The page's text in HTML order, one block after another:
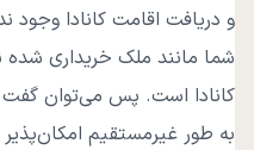
و دریافت اقامت کانادا وجود
شما مانند ملک خریداری
کانادا است. پس می‌توان گفت
به طور غیرمستقیم